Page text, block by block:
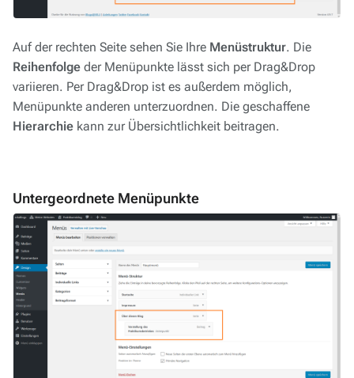
Auf der rechten Seite sehen Sie Ihre Menüstruktur. Die
Reihenfolge der Menüpunkte lässt sich per Drag&Drop
variieren. Per Drag&Drop ist es außerdem möglich,
Menüpunkte anderen unterzuordnen. Die geschaffene
Hierarchie kann zur Übersichtlichkeit beitragen.
Untergeordnete Menüpunkte